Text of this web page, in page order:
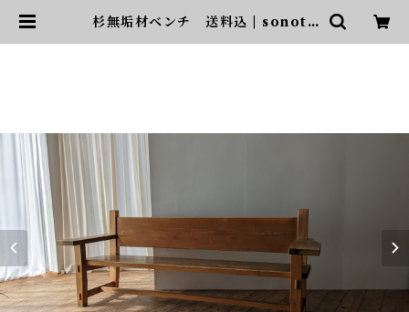
杉無垢材ベンチ 送料込 | sonota